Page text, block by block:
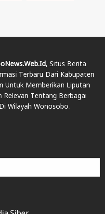
, Situs Berita
Terbaru Dari Kabupaten
Untuk Memberikan Liputan
Relevan Tentang Berbagai
Wilayah Wonosobo.